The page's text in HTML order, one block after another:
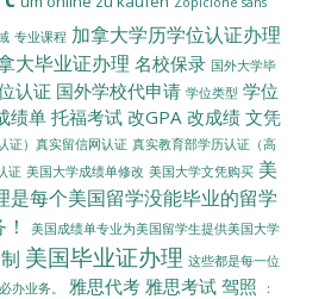
专业课程 加拿大学历学位认证办理
大毕业证办理 名校保录 国外大学毕
认证 国外学校代申请 学位类型 学位
绩单 托福考试 改GPA 改成绩 文凭
证）真实留信网认证 真实教育部学历认证（高
证 美国大学成绩单修改 美国大学文凭购买 美
是每个美国留学没能毕业的留学
美国成绩单专业为美国留学生提供美国大学
美国毕业证办理 这些都是每一位
办业务。
雅思代考 雅思考试 驾照
：